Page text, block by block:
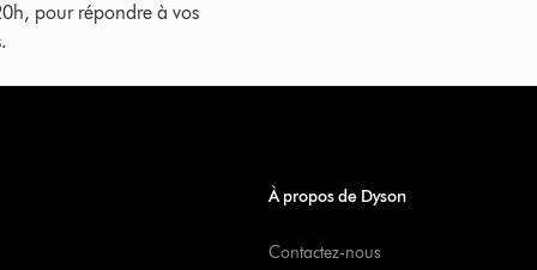
pour répondre à vos
À propos de Dyson
Contactez-nous